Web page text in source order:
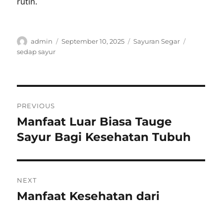
Author
admin
Posted
September 10, 2025 Categories
Sayuran Segar
sedap sayur
navigation
PREVIOUS
Previous
post:
Manfaat Luar Biasa Tauge
Sayur Bagi Kesehatan Tubuh
NEXT
Next
Manfaat Kesehatan dari